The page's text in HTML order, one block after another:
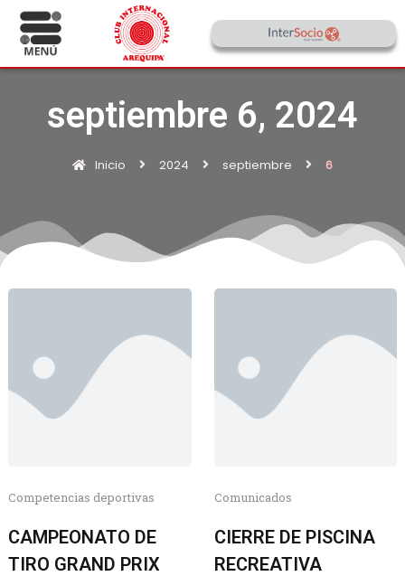
septiembre 6, 2024
Inicio 2024 septiembre 6
Competencias deportivas
CAMPEONATO DE
TIRO GRAND PRIX
Comunicados
CIERRE DE PISCINA
RECREATIVA